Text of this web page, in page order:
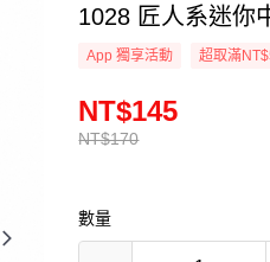
1028 匠人系迷你
App 獨享活動 超取滿
NT$170
NT$145
數量